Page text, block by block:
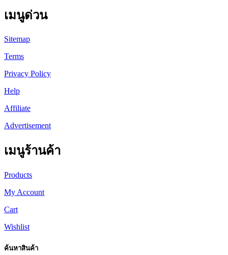
เมนูด่วน
Sitemap
Terms
Privacy Policy
Help
Affiliate
Advertisement
เมนูร้านค้า
Products
My Account
Cart
Wishlist
ค้นหาสินค้า